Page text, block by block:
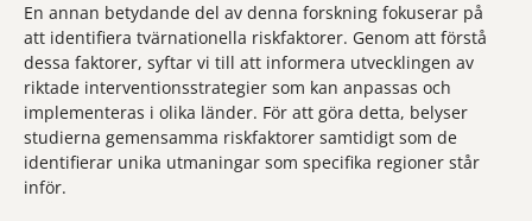
En annan betydande del av denna forskning fokuserar på
att identifiera tvärnationella riskfaktorer. Genom att förstå
dessa faktorer, syftar vi till att informera utvecklingen av
riktade interventionsstrategier som kan anpassas och
implementeras i olika länder. För att göra detta, belyser
studierna gemensamma riskfaktorer samtidigt som de
identifierar unika utmaningar som specifika regioner står
inför.